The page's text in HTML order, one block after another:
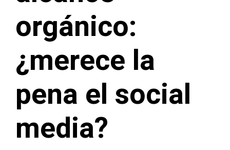
orgánico:
¿merece la
pena el social
media?